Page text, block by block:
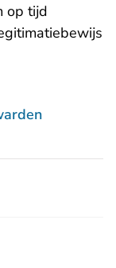
op tijd
via X -
via
nieuwsbericht
dit